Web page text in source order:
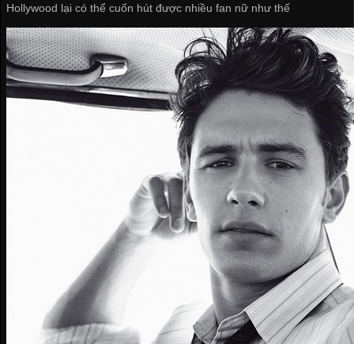
Hollywood lại có thể cuốn hút được nhiều fan nữ như thế